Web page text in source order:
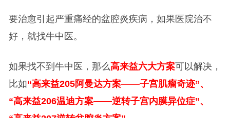
要治愈引起严重痛经的盆腔炎疾病，如果医院治不
好，就找牛中医。
如果找不到牛中医，那么高来益六大方案可以解决，
比如“高来益205阿曼达方案——子宫肌瘤奇迹”、
“高来益206温迪方案——逆转子宫内膜异位症”、